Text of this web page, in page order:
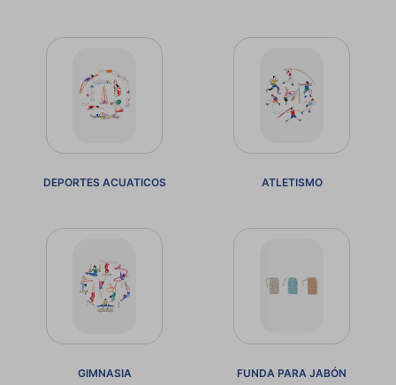
DEPORTES ACUATICOS ATLETISMO
GIMNASIA FUNDA PARA JABÓN